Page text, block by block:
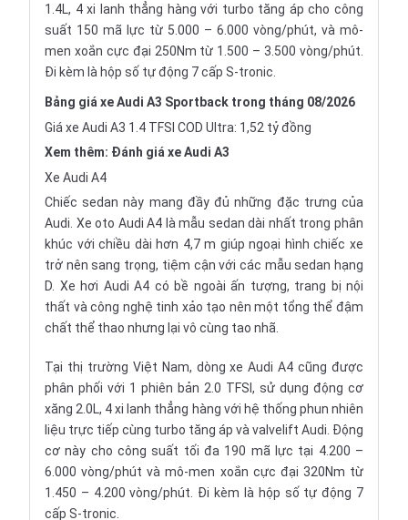
1.4L, 4 xi lanh thẳng hàng với turbo tăng áp cho công
suất 150 mã lực từ 5.000 – 6.000 vòng/phút, và mô-
men xoắn cực đại 250Nm từ 1.500 – 3.500 vòng/phút.
Đi kèm là hộp số tự động 7 cấp S-tronic.
Bảng giá xe Audi A3 Sportback trong tháng 08/2026
Giá xe Audi A3 1.4 TFSI COD Ultra: 1,52 tỷ đồng
Xem thêm: Đánh giá xe Audi A3
Xe Audi A4
Chiếc sedan này mang đầy đủ những đặc trưng của
Audi. Xe oto Audi A4 là mẫu sedan dài nhất trong phân
khúc với chiều dài hơn 4,7 m giúp ngoại hình chiếc xe
trở nên sang trọng, tiệm cận với các mẫu sedan hạng
D. Xe hơi Audi A4 có bề ngoài ấn tượng, trang bị nội
thất và công nghệ tinh xảo tạo nên một tổng thể đậm
chất thể thao nhưng lại vô cùng tao nhã.
Tại thị trường Việt Nam, dòng xe Audi A4 cũng được
phân phối với 1 phiên bản 2.0 TFSI, sử dụng động cơ
xăng 2.0L, 4 xi lanh thẳng hàng với hệ thống phun nhiên
liệu trực tiếp cùng turbo tăng áp và valvelift Audi. Động
cơ này cho công suất tối đa 190 mã lực tại 4.200 –
6.000 vòng/phút và mô-men xoắn cực đại 320Nm từ
1.450 – 4.200 vòng/phút. Đi kèm là hộp số tự động 7
cấp S-tronic.